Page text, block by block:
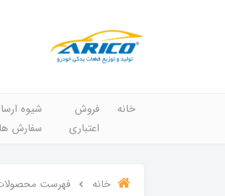
خانه
فروش
اعتباری
شیوه
سفارش ها
خانه فهرست